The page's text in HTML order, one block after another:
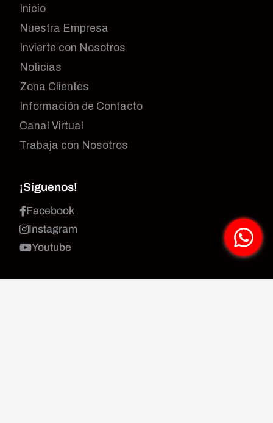
Inicio
Nuestra Empresa
Invierte con Nosotros
Noticias
Zona Clientes
Información de Contacto
Canal Virtual
Trabaja con Nosotros
¡Síguenos!
Facebook
Instagram
Youtube